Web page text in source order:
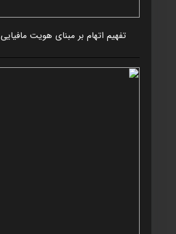
تفهيم اتهام بر مبنای هويت مافيايی